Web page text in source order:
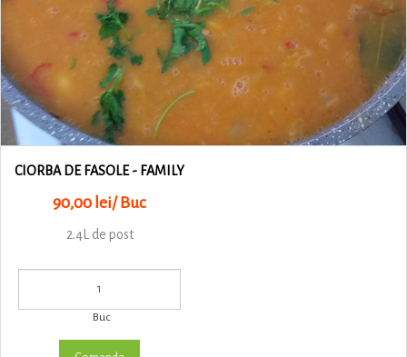
CIORBA DE FASOLE - FAMILY
90,00 lei/ Buc
2.4L de post
Buc